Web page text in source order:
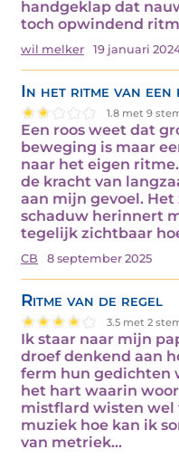
handgeklap dat
toch opwindend
wil melker 19 januari
In het ritme van een
1.8 met 9
Een roos weet dat
beweging is maar
naar het eigen
de kracht van
aan mijn gevoel.
schaduw herinnert
tegelijk zichtbaar
CB 8 september 2025
Ritme van de regel
3.5 met 2
Ik staar naar mijn
droef denkend aan
ferm hun gedichten
het hart waarin
mistflard wisten wel
muziek hoe kan ik
van metriek…